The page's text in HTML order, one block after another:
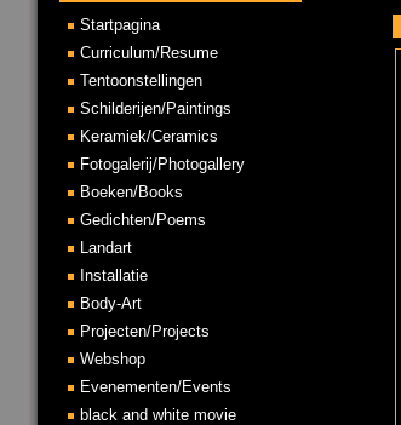
Startpagina
Curriculum/Resume
Tentoonstellingen
Schilderijen/Paintings
Keramiek/Ceramics
Fotogalerij/Photogallery
Boeken/Books
Gedichten/Poems
Landart
Installatie
Body-Art
Projecten/Projects
Webshop
Evenementen/Events
black and white movie